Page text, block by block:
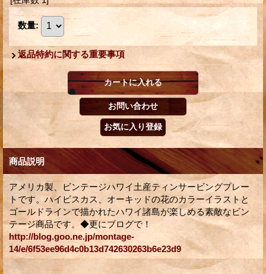
数量:
返品特約に関する重要事項
商品説明
アメリカ製、ビンテージハワイ土産ティンサービングプレー
トです。ハイビスカス、オーキッドの花のカラーイラストと
ゴールドラインで描かれたハワイ諸島が楽しめる素敵なビン
テージ商品です。◆更にブログで！
http://blog.goo.ne.jp/montage-
14/e/6f53ee96d4c0b13d742630263b6e23d9